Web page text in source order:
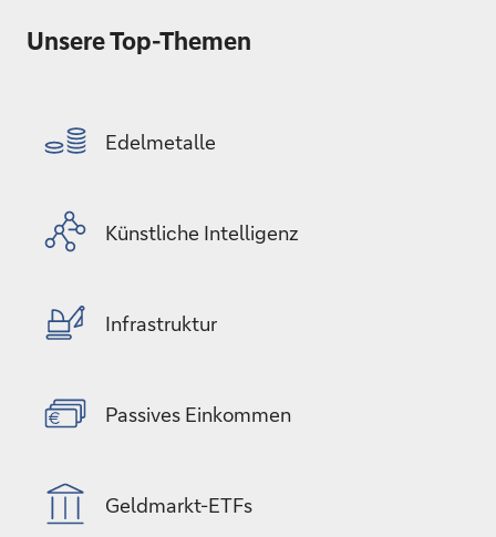
Unsere Top-Themen
Edelmetalle
Künstliche Intelligenz
Infrastruktur
Passives Einkommen
Geldmarkt-ETFs